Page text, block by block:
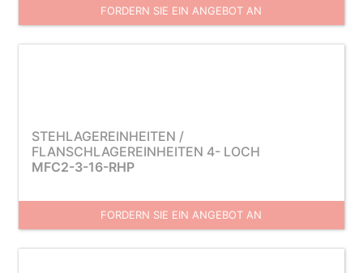
FORDERN SIE EIN ANGEBOT AN
STEHLAGEREINHEITEN /
FLANSCHLAGEREINHEITEN 4- LOCH
MFC2-3-16-RHP
FORDERN SIE EIN ANGEBOT AN